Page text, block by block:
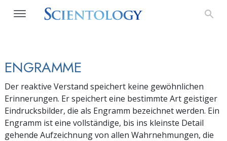
ENGRAMME
Der reaktive Verstand speichert keine gewöhnlichen
Erinnerungen. Er speichert eine bestimmte Art geistiger
Eindrucksbilder, die als Engramm bezeichnet werden. Ein
Engramm ist eine vollständige, bis ins kleinste Detail
gehende Aufzeichnung von allen Wahrnehmungen, die